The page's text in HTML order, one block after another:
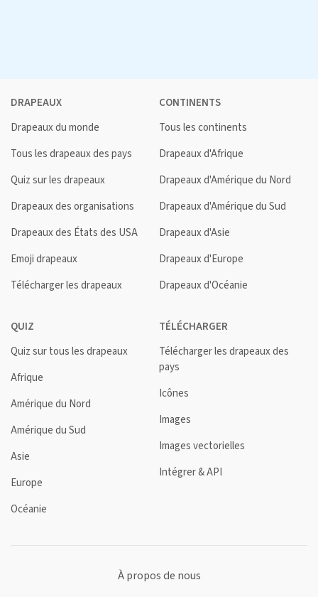
DRAPEAUX
Drapeaux du monde
Tous les drapeaux des pays
Quiz sur les drapeaux
Drapeaux des organisations
Drapeaux des États des USA
Emoji drapeaux
Télécharger les drapeaux
CONTINENTS
Tous les continents
Drapeaux d'Afrique
Drapeaux d'Amérique du Nord
Drapeaux d'Amérique du Sud
Drapeaux d'Asie
Drapeaux d'Europe
Drapeaux d'Océanie
QUIZ
Quiz sur tous les drapeaux
Afrique
Amérique du Nord
Amérique du Sud
Asie
Europe
Océanie
TÉLÉCHARGER
Télécharger les drapeaux des
pays
Icônes
Images
Images vectorielles
Intégrer & API
À propos de nous